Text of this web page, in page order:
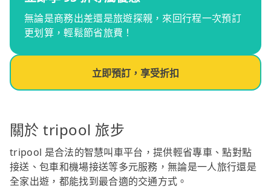
無論是商務出差還是旅遊探親，來回行程一次預訂
更划算，輕鬆節省旅費！
立即預訂，享受折扣
關於 tripool 旅步
tripool 是合法的智慧叫車平台，提供輕省專車、點對點
接送、包車和機場接送等多元服務，無論是一人旅行還是
全家出遊，都能找到最合適的交通方式。